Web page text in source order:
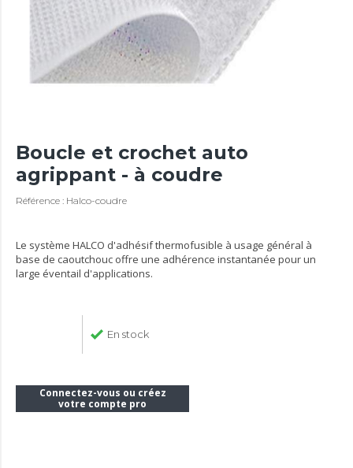
Boucle et crochet auto
agrippant - à coudre
Référence : Halco-coudre
Le système HALCO d'adhésif thermofusible à usage général à
base de caoutchouc offre une adhérence instantanée pour un
large éventail d'applications.
En stock
Connectez-vous ou créez
votre compte pro